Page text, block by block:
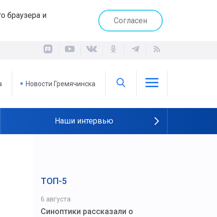
браузера и
Согласен
Новости Гремячинска
Наши интервью
ТОП-5
6 августа
Синоптики рассказали о